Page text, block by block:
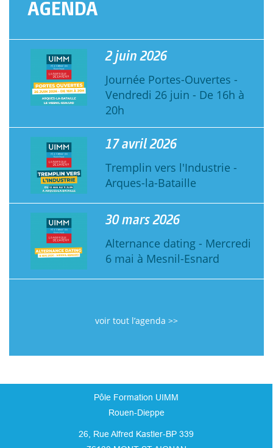
AGENDA
2 juin 2026
Journée Portes-Ouvertes -
Vendredi 26 juin - De 16h à
20h
17 avril 2026
Tremplin vers l'Industrie -
Arques-la-Bataille
30 mars 2026
Alternance dating - Mercredi
6 mai à Mesnil-Esnard
voir tout l’agenda >>
Pôle Formation UIMM
Rouen-Dieppe
26, Rue Alfred Kastler-BP 339